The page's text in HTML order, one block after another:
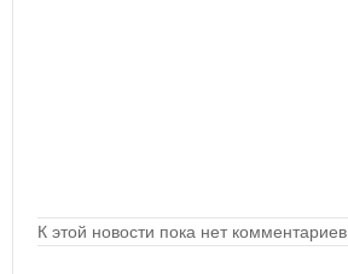
К этой новости пока нет комментариев.